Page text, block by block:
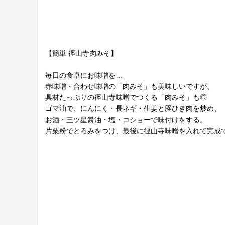
【簡単 徑山寺肉みそ】
毎日の食卓にお味噌を…
赤味噌・合わせ味噌の「肉みそ」も美味しいですが、
具材たっぷりの徑山寺味噌でつくる「肉みそ」も◎
ゴマ油で、にんにく・長ネギ・生姜と豚ひき肉を炒め、
お酒・三ツ星醤油・塩・コショーで味付けをする。
片栗粉でとろみをつけ、最後に徑山寺味噌を入れて完成